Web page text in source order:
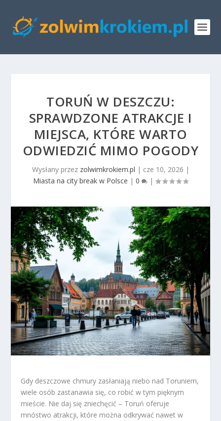
TORUŃ W DESZCZU:
SPRAWDZONE ATRAKCJE I
MIEJSCA, KTÓRE WARTO
ODWIEDZIĆ MIMO POGODY
Wysłany przez zolwimkrokiem.pl | cze 10, 2026 |
Miasta na city break w Polsce | 0 |
Gdy deszczowe chmury zasłaniają niebo nad Toruniem,
wiele osób zastanawia się, co robić w tym pięknym
mieście. Nie daj się zniechęcić – Toruń oferuje
mnóstwo atrakcji, które można odkrywać nawet w